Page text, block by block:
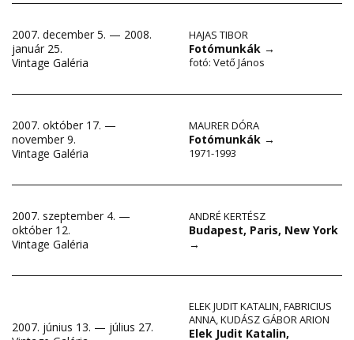
2007. december 5. — 2008.
január 25.
Vintage Galéria
HAJAS TIBOR
Fotómunkák →
fotó: Vető János
2007. október 17. —
november 9.
Vintage Galéria
MAURER DÓRA
Fotómunkák →
1971-1993
2007. szeptember 4. —
október 12.
Vintage Galéria
ANDRÉ KERTÉSZ
Budapest, Paris, New York
→
2007. június 13. — július 27.
ELEK JUDIT KATALIN,FABRICIUS
ANNA,KUDÁSZ GÁBOR ARION
Elek Judit Katalin,